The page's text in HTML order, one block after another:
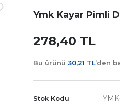
Ymk Kayar Pimli
278,40 TL
Bu ürünü 30,21 TL’den
Stok Kodu